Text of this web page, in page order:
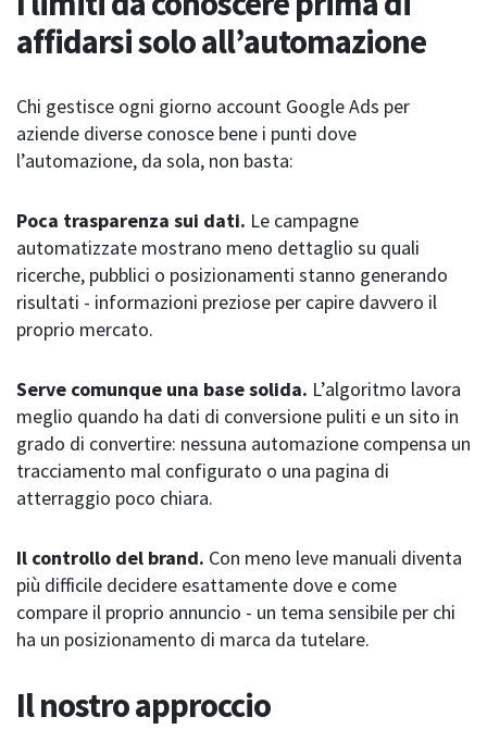
affidarsi solo all’automazione
Chi gestisce ogni giorno account Google Ads per
aziende diverse conosce bene i punti dove
l’automazione, da sola, non basta:
Poca trasparenza sui dati. Le campagne
automatizzate mostrano meno dettaglio su quali
ricerche, pubblici o posizionamenti stanno generando
risultati - informazioni preziose per capire davvero il
proprio mercato.
Serve comunque una base solida. L’algoritmo lavora
meglio quando ha dati di conversione puliti e un sito in
grado di convertire: nessuna automazione compensa un
tracciamento mal configurato o una pagina di
atterraggio poco chiara.
Il controllo del brand. Con meno leve manuali diventa
più difficile decidere esattamente dove e come
compare il proprio annuncio - un tema sensibile per chi
ha un posizionamento di marca da tutelare.
Il nostro approccio